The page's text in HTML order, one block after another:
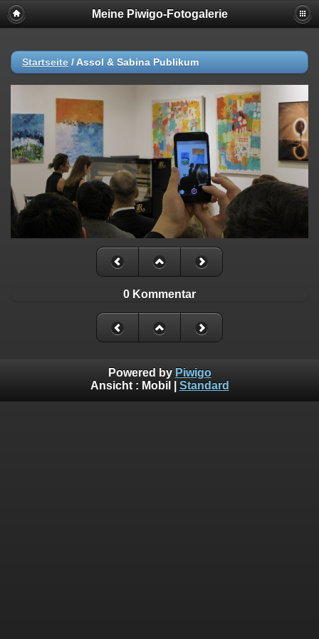
Meine Piwigo-Fotogalerie
Startseite / Assol & Sabina Publikum
0 Kommentar
Powered by Piwigo
Ansicht : Mobil Standard